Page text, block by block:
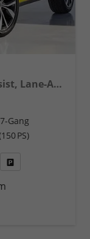
Limited Climatic, eCall, Front-Assist, Lane-Assist, Bluetooth, ISOFIX, LED, Rückfahrkamera, 17" Alu uvm.
Gang
PS)